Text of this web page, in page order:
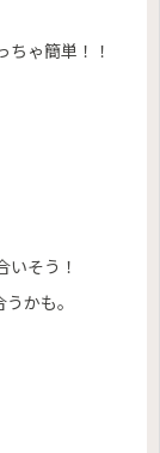
ちゃ簡単！！
そう！
かも。